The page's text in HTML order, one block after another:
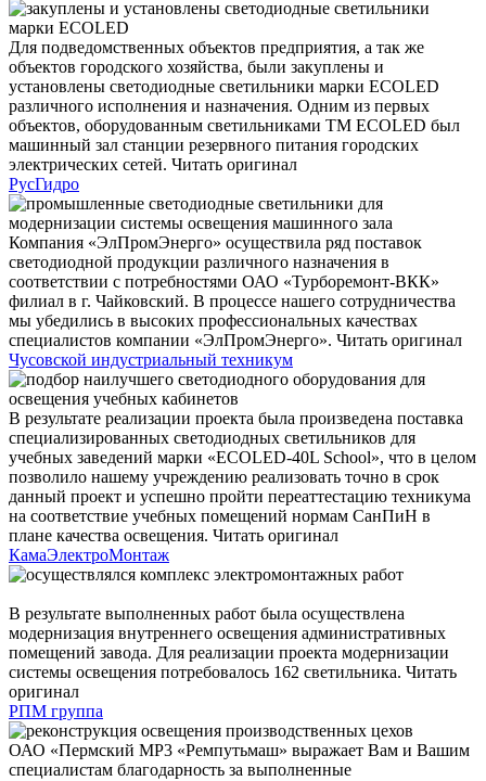
Для подведомственных объектов предприятия, а так же
объектов городского хозяйства, были закуплены и
установлены светодиодные светильники марки ECOLED
различного исполнения и назначения. Одним из первых
объектов, оборудованным светильниками TM ECOLED был
машинный зал станции резервного питания городских
электрических сетей. Читать оригинал
РусГидро
Компания «ЭлПромЭнерго» осуществила ряд поставок
светодиодной продукции различного назначения в
соответствии с потребностями ОАО «Турборемонт-ВКК»
филиал в г. Чайковский. В процессе нашего сотрудничества
мы убедились в высоких профессиональных качествах
специалистов компании «ЭлПромЭнерго». Читать оригинал
Чусовской индустриальный техникум
В результате реализации проекта была произведена поставка
специализированных светодиодных светильников для
учебных заведений марки «ECOLED-40L School», что в целом
позволило нашему учреждению реализовать точно в срок
данный проект и успешно пройти переаттестацию техникума
на соответствие учебных помещений нормам СанПиН в
плане качества освещения. Читать оригинал
КамаЭлектроМонтаж
В результате выполненных работ была осуществлена
модернизация внутреннего освещения административных
помещений завода. Для реализации проекта модернизации
системы освещения потребовалось 162 светильника. Читать
оригинал
РПМ группа
ОАО «Пермский MP3 «Ремпутьмаш» выражает Вам и Вашим
специалистам благодарность за выполненные